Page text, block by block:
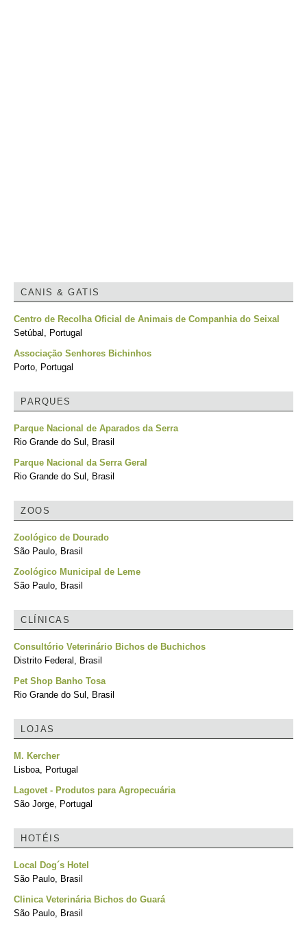
CANIS & GATIS
Centro de Recolha Oficial de Animais de Companhia do Seixal
Setúbal, Portugal
Associação Senhores Bichinhos
Porto, Portugal
PARQUES
Parque Nacional de Aparados da Serra
Rio Grande do Sul, Brasil
Parque Nacional da Serra Geral
Rio Grande do Sul, Brasil
ZOOS
Zoológico de Dourado
São Paulo, Brasil
Zoológico Municipal de Leme
São Paulo, Brasil
CLÍNICAS
Consultório Veterinário Bichos de Buchichos
Distrito Federal, Brasil
Pet Shop Banho Tosa
Rio Grande do Sul, Brasil
LOJAS
M. Kercher
Lisboa, Portugal
Lagovet - Produtos para Agropecuária
São Jorge, Portugal
HOTÉIS
Local Dog´s Hotel
São Paulo, Brasil
Clinica Veterinária Bichos do Guará
São Paulo, Brasil